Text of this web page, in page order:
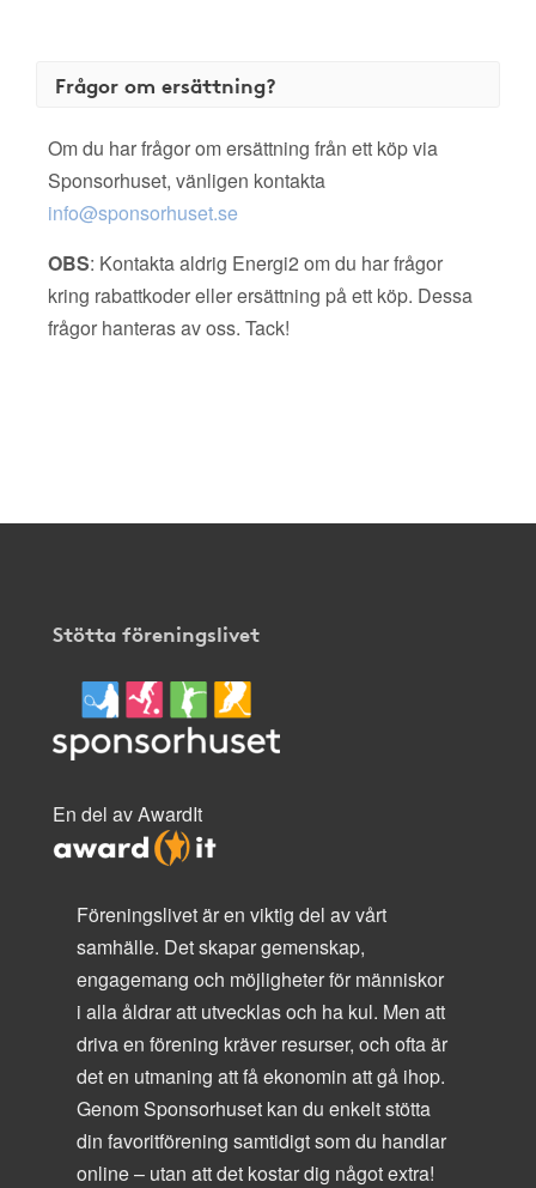
Frågor om ersättning?
Om du har frågor om ersättning från ett köp via
Sponsorhuset, vänligen kontakta
info@sponsorhuset.se
OBS: Kontakta aldrig Energi2 om du har frågor
kring rabattkoder eller ersättning på ett köp. Dessa
frågor hanteras av oss. Tack!
Stötta föreningslivet
En del av AwardIt
Föreningslivet är en viktig del av vårt
samhälle. Det skapar gemenskap,
engagemang och möjligheter för människor
i alla åldrar att utvecklas och ha kul. Men att
driva en förening kräver resurser, och ofta är
det en utmaning att få ekonomin att gå ihop.
Genom Sponsorhuset kan du enkelt stötta
din favoritförening samtidigt som du handlar
online – utan att det kostar dig något extra!